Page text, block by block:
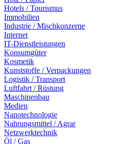
Hotels / Tourismus
Immobilien
Industrie / Mischkonzerne
Internet
IT-Dienstleistungen
Konsumgüter
Kosmetik
Kunststoffe / Verpackungen
Logistik / Transport
Luftfahrt / Rüstung
Maschinenbau
Medien
Nanotechnologie
Nahrungsmittel / Agrar
Netzwerktechnik
Öl / Gas